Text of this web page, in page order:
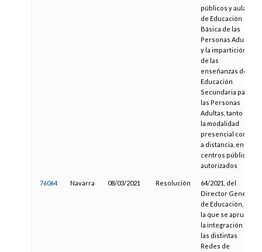
públicos y aulas
de Educación
Básica de las
Personas Adultas
y la impartición
de las
enseñanzas de
Educación
Secundaria para
las Personas
Adultas, tanto en
la modalidad
presencial como
a distancia, en los
centros públicos
autorizados
76064 Navarra 08/03/2021 Resolución
64/2021, del
Director General
de Educación, por
la que se aprueba
la integración en
las distintas
Redes de